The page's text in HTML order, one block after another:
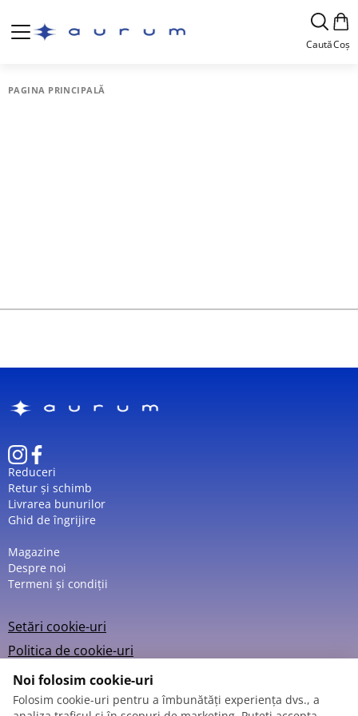
CautăCoș
PAGINA PRINCIPALĂ
Reduceri
Retur și schimb
Livrarea bunurilor
Ghid de îngrijire
Magazine
Despre noi
Termeni și condiții
Setări cookie-uri
Politica de cookie-uri
Noi folosim cookie-uri
Folosim cookie-uri pentru a îmbunătăți experiența dvs., a